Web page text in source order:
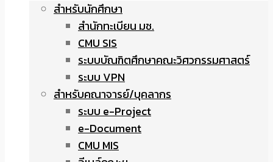
สำหรับนักศึกษา
สำนักทะเบียน มช.
CMU SIS
ระบบบัณฑิตศึกษาคณะวิศวกรรมศาสตร์
ระบบ VPN
สำหรับคณาจารย์/บุคลากร
ระบบ e-Project
e-Document
CMU MIS